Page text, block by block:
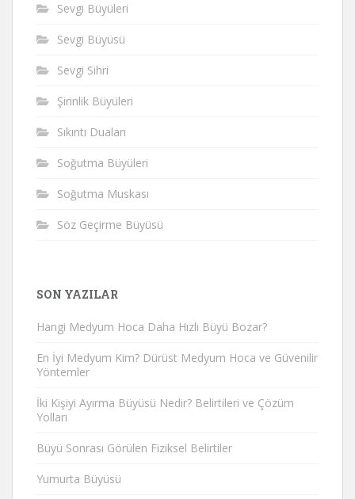
Sevgi Büyüleri
Sevgi Büyüsü
Sevgi Sihri
Şirinlik Büyüleri
Sıkıntı Duaları
Soğutma Büyüleri
Soğutma Muskası
Söz Geçirme Büyüsü
SON YAZILAR
Hangi Medyum Hoca Daha Hızlı Büyü Bozar?
En İyi Medyum Kim? Dürüst Medyum Hoca ve Güvenilir
Yöntemler
İki Kişiyi Ayırma Büyüsü Nedir? Belirtileri ve Çözüm
Yolları
Büyü Sonrası Görülen Fiziksel Belirtiler
Yumurta Büyüsü